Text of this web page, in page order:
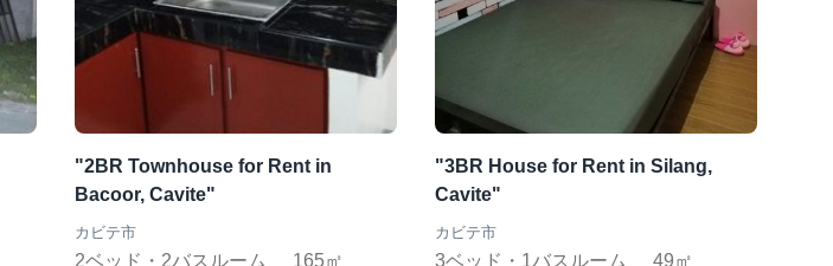
"2BR Townhouse for Rent in
Bacoor, Cavite"
カビテ市
2ベッド・2バスルーム 165㎡
"3BR House for Rent in Silang,
Cavite"
カビテ市
3ベッド・1バスルーム 49㎡